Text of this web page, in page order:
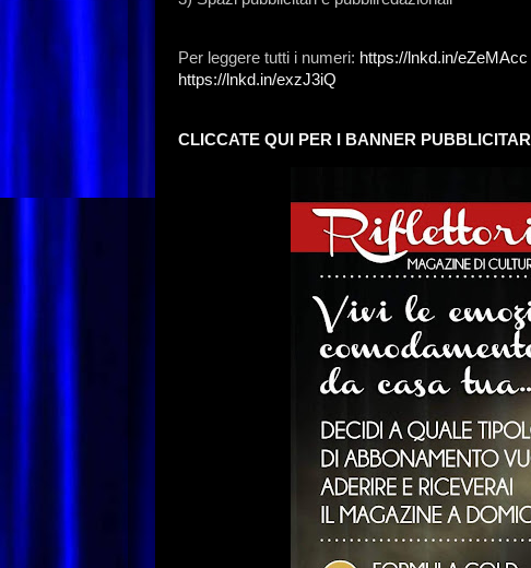
Per leggere tutti i numeri: https://lnkd.in/eZeMAcc
https://lnkd.in/exzJ3iQ
CLICCATE QUI PER I BANNER PUBBLICITARI